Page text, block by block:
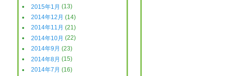
2015年1月 (13)
2014年12月 (14)
2014年11月 (21)
2014年10月 (22)
2014年9月 (23)
2014年8月 (15)
2014年7月 (16)